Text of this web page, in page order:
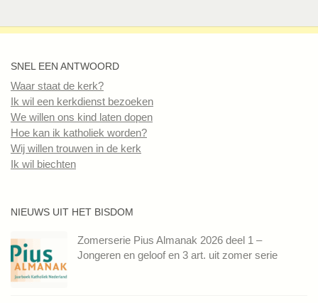
SNEL EEN ANTWOORD
Waar staat de kerk?
Ik wil een kerkdienst bezoeken
We willen ons kind laten dopen
Hoe kan ik katholiek worden?
Wij willen trouwen in de kerk
Ik wil biechten
NIEUWS UIT HET BISDOM
Zomerserie Pius Almanak 2026 deel 1 –
Jongeren en geloof en 3 art. uit zomer serie